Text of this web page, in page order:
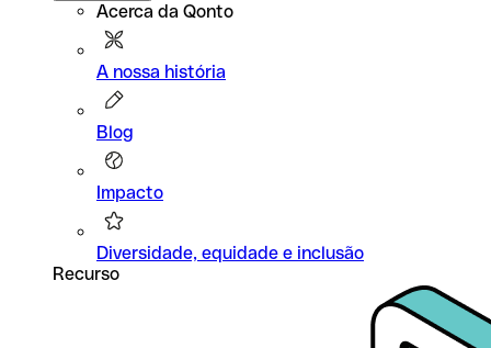
Acerca da Qonto
A nossa história
Blog
Impacto
Diversidade, equidade e inclusão
Recurso